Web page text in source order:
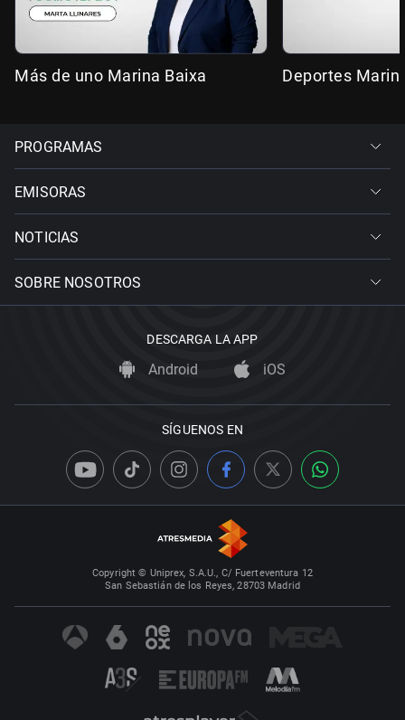
Más de uno Marina Baixa Deportes
PROGRAMAS
EMISORAS
NOTICIAS
SOBRE NOSOTROS
DESCARGA LA APP
Android iOS
SÍGUENOS EN
Copyright © Uniprex, S.A.U., C/ Fuerteventura 12
San Sebastián de los Reyes, 28703 Madrid